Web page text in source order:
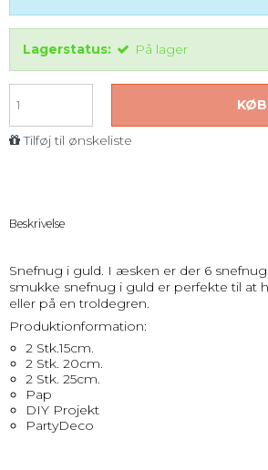
Lagerstatus: På lager
KØB
Tilføj til ønskeliste
Beskrivelse
Snefnug i guld. I æsken er der 6
smukke snefnug i guld er perfekte til
eller på en troldegren.
Produktionformation:
2 Stk.15cm.
2 Stk. 20cm.
2 Stk. 25cm.
Pap
DIY Projekt
PartyDeco